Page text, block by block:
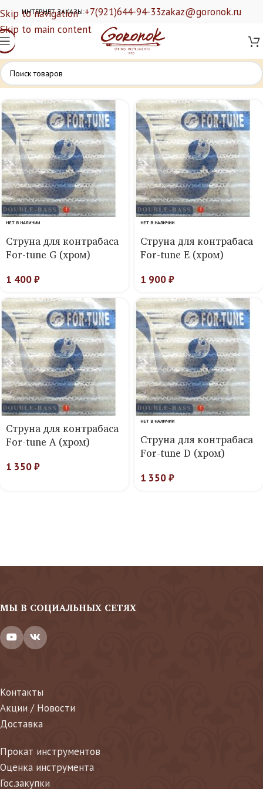
Skip to navigation
Skip to main content
ИНТЕРНЕТ ЗАКАЗЫ:+7(921)644-94-33zakaz@goronok.ru
НЕТ В НАЛИЧИИ
Струна для контрабаса
For-tune G (хром)
1 400₽
НЕТ В НАЛИЧИИ
Струна для контрабаса
For-tune E (хром)
1 900₽
Струна для контрабаса
For-tune A (хром)
1 350₽
НЕТ В НАЛИЧИИ
Струна для контрабаса
For-tune D (хром)
1 350₽
МЫ В СОЦИАЛЬНЫХ СЕТЯХ
Контакты
Акции / Новости
Доставка
Прокат инструментов
Оценка инструмента
Гос.закупки